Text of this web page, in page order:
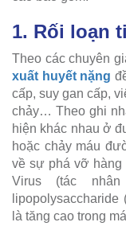
1. Rối loạn
Theo các chuyên
xuất huyết nặng
cấp, suy gan cấp,
chảy… Theo ghi
hiện khác nhau ở
hoặc chảy máu
về sự phá vỡ hàng
Virus (tác
là tăng cao trong